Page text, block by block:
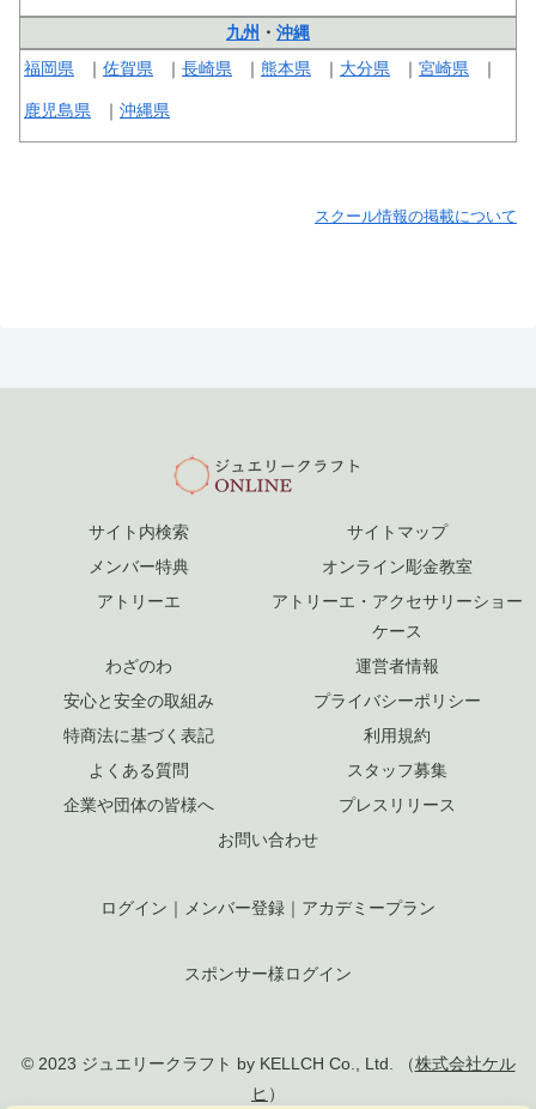
九州 ・ 沖縄
福岡県
佐賀県 長崎県 熊本県 大分県 宮崎県
鹿児島県 沖縄県
スクール情報の掲載について
サイト内検索
サイトマップ
メンバー特典
オンライン彫金教室
アトリーエ
アトリーエ・アクセサリーショー
ケース
わざのわ
運営者情報
安心と安全の取組み
プライバシーポリシー
特商法に基づく表記
利用規約
よくある質問
スタッフ募集
企業や団体の皆様へ
プレスリリース
お問い合わせ
ログイン ｜ メンバー登録 ｜ アカデミープラン
スポンサー様ログイン
© 2023 ジュエリークラフト by KELLCH Co., Ltd. （株式会社ケル
ヒ ）